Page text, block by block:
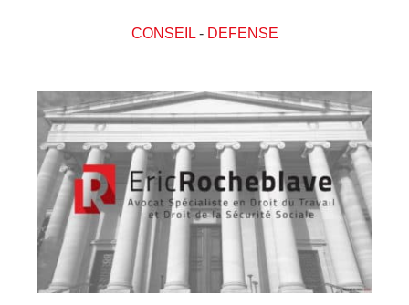
CONSEIL- DEFENSE